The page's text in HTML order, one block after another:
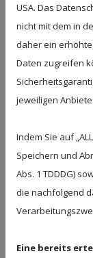
Europa
Kulturen
zentrale
hingegen
Europas
kunstvoll
USA. Das
nicht mit dem in
daher ein
Daten zugreifen
jeweiligen
Indem Sie auf
Speichern und
Abs. 1 TDDDG)
die nachfolgend
Eine bereits